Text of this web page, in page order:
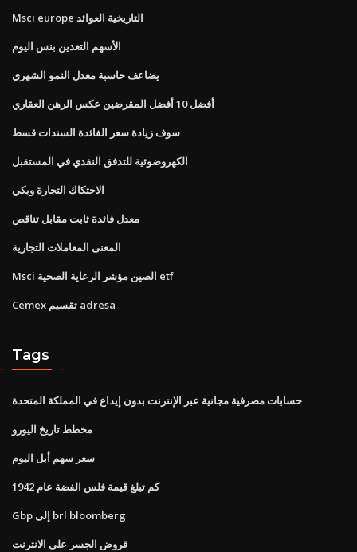
Msci europe التاريخية العوائد
الأسهم التعدين بنس اليوم
يضاعف حاسبة معدل النمو الشهري
أفضل 10 أفضل المقرضين عكس الرهن العقاري
سوف زيادة سعر الفائدة السندات قسط
الكهروضوئية للتدفق النقدي في المستقبل
الاحتكاك التجارة ويكي
معدل فائدة ثابت مقابل تناقص
المعنى المعاملات التجارية
Msci الصين مؤشر الرعاية الصحية etf
Cemex تقسيم adresa
Tags
حسابات مصرفية مجانية عبر الإنترنت بدون إيداع في المملكة المتحدة
مخطط تاريخ اليورو
سعر سهم أبل اليوم
كم تبلغ قيمة فلس الفضة عام 1942
Gbp إلى brl bloomberg
قروض الجسر على الانترنت